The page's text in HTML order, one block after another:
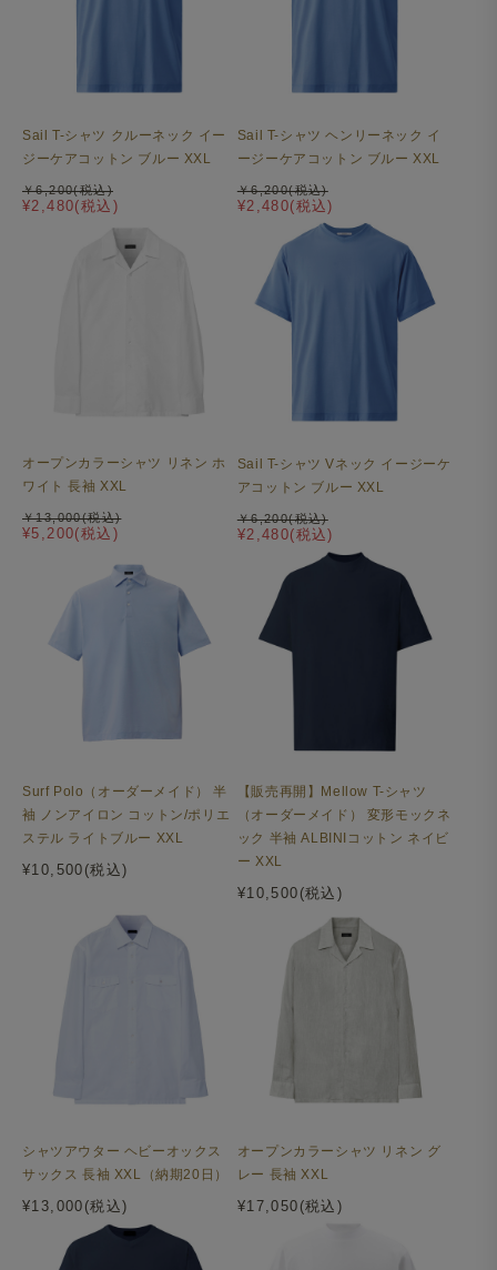
Sail T-シャツ クルーネック イー
ジーケアコットン ブルー XXL
¥2,480(税込)
￥6,200(税込)
Sail T-シャツ ヘンリーネック イ
ージーケアコットン ブルー XXL
¥2,480(税込)
￥6,200(税込)
オープンカラーシャツ リネン ホ
ワイト 長袖 XXL
¥5,200(税込)
￥13,000(税込)
Sail T-シャツ Vネック イージーケ
アコットン ブルー XXL
¥2,480(税込)
￥6,200(税込)
Surf Polo（オーダーメイド） 半
袖 ノンアイロン コットン/ポリエ
ステル ライトブルー XXL
¥10,500(税込)
【販売再開】Mellow T-シャツ
（オーダーメイド） 変形モックネ
ック 半袖 ALBINIコットン ネイビ
ー XXL
¥10,500(税込)
シャツアウター ヘビーオックス
サックス 長袖 XXL（納期20日）
¥13,000(税込)
オープンカラーシャツ リネン グ
レー 長袖 XXL
¥17,050(税込)